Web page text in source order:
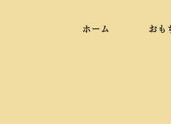
ホーム おも